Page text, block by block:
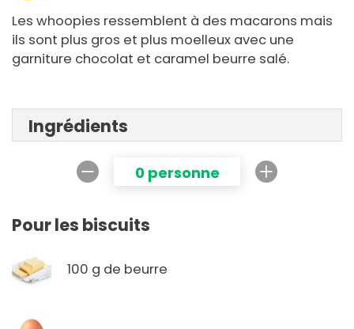
Les whoopies ressemblent à des macarons mais
ils sont plus gros et plus moelleux avec une
garniture chocolat et caramel beurre salé.
Ingrédients
0 personne
Pour les biscuits
100 g de beurre